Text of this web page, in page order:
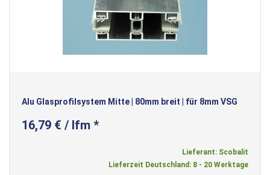
Alu Glasprofilsystem Mitte | 80mm breit | für 8mm VSG
16,79 € / lfm *
Lieferant: Scobalit
Lieferzeit Deutschland: 8 - 20 Werktage